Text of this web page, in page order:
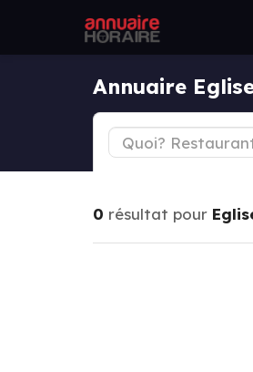
Annuaire
0 résultat pour